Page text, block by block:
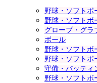
野球・ソフトボ
野球・ソフトボ
グローブ・グラ
ボール
野球・ソフトボ
野球・ソフトボ
守備・バッティ
野球・ソフトボ